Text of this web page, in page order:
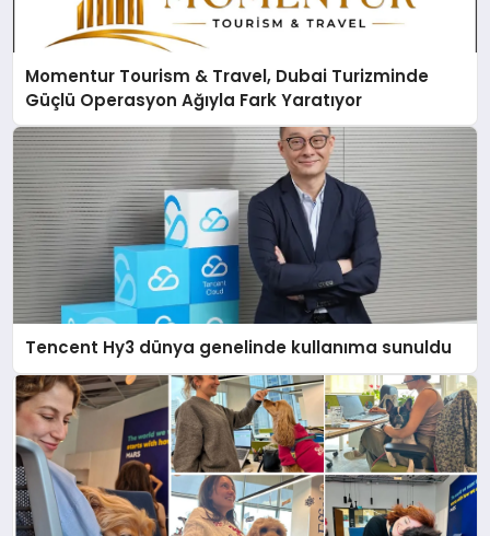
Momentur Tourism & Travel, Dubai Turizminde
Güçlü Operasyon Ağıyla Fark Yaratıyor
Tencent Hy3 dünya genelinde kullanıma sunuldu